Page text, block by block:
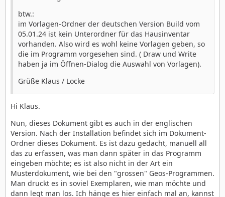
btw.:
im Vorlagen-Ordner der deutschen Version Build vom
05.01.24 ist kein Unterordner für das Hausinventar
vorhanden. Also wird es wohl keine Vorlagen geben, so
die im Programm vorgesehen sind. ( Draw und Write
haben ja im Öffnen-Dialog die Auswahl von Vorlagen).
Grüße Klaus / Locke
Hi Klaus.
Nun, dieses Dokument gibt es auch in der englischen
Version. Nach der Installation befindet sich im Dokument-
Ordner dieses Dokument. Es ist dazu gedacht, manuell all
das zu erfassen, was man dann später in das Programm
eingeben möchte; es ist also nicht in der Art ein
Musterdokument, wie bei den "grossen" Geos-Programmen.
Man druckt es in soviel Exemplaren, wie man möchte und
dann legt man los. Ich hänge es hier einfach mal an, kannst